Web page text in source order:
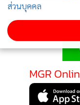
ติด
MGR
ส่วนบุคคล